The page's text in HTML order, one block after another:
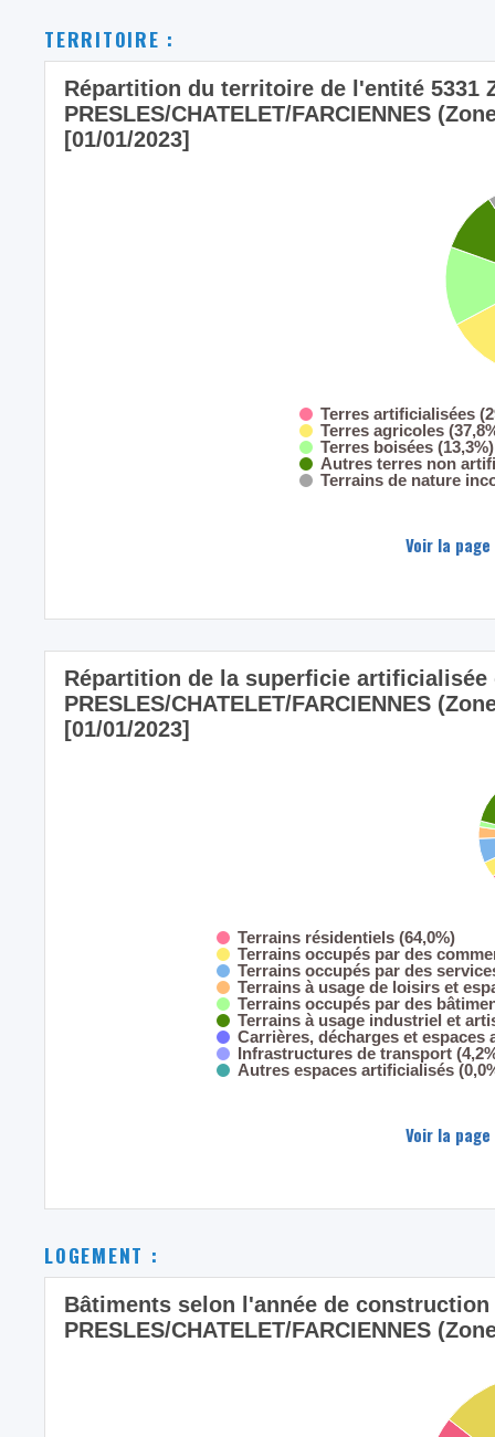
TERRITOIRE :
Répartition du territoire de l'entité 5331
PRESLES/CHATELET/FARCIENNES
[01/01/2023]
Terres artificialisées
Terres agricoles
Terres boisées (13,3%)
Autres terres non
Terrains de nature
Voir la
Répartition de la superficie artificialisée
PRESLES/CHATELET/FARCIENNES
[01/01/2023]
Terrains résidentiels (64,0%)
Terrains occupés par des
Terrains occupés par des
Terrains à usage de loisirs et
Terrains occupés par des
Terrains à usage industriel et
Carrières, décharges et espaces
Infrastructures de transport
Autres espaces artificialisés
Voir la
LOGEMENT :
Bâtiments selon l'année de construction
PRESLES/CHATELET/FARCIENNES